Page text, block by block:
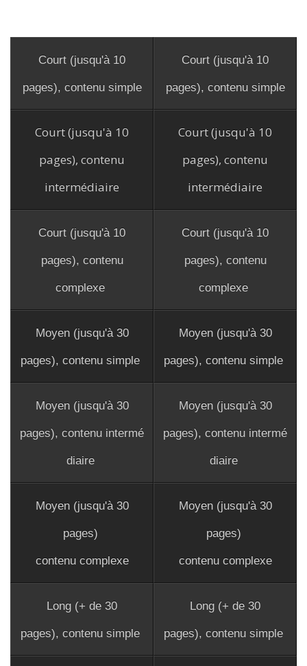
Court (jusqu'à 10
pages), contenu simple
Court (jusqu'à 10
pages), contenu
intermédiaire
Court (jusqu'à 10
pages), contenu
complexe
Moyen (jusqu'à 30
pages), contenu simple
Moyen (jusqu'à 30
pages), contenu intermé
diaire
Moyen (jusqu'à 30
pages)
contenu complexe
Long (+ de 30
pages), contenu simple
Court (jusqu'à 10
pages), contenu simple
Court (jusqu'à 10
pages), contenu
intermédiaire
Court (jusqu'à 10
pages), contenu
complexe
Moyen (jusqu'à 30
pages), contenu simple
Moyen (jusqu'à 30
pages), contenu intermé
diaire
Moyen (jusqu'à 30
pages)
contenu complexe
Long (+ de 30
pages), contenu simple